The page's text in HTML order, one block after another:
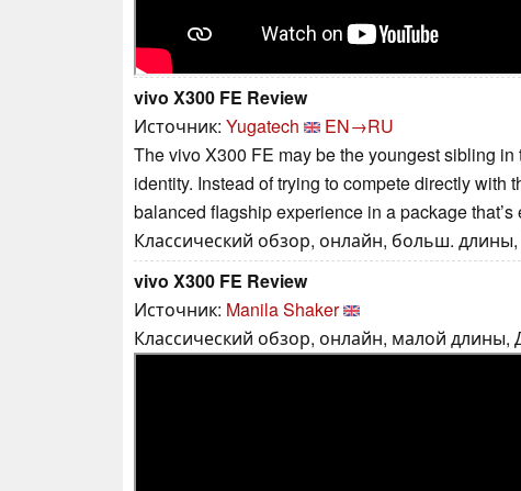
vivo X300 FE Review
Источник: Yugatech
EN→RU
The vivo X300 FE may be the youngest sibling
identity. Instead of trying to compete directly
balanced flagship experience in a package
Классический обзор, онлайн, больш. длины,
vivo X300 FE Review
Источник: Manila Shaker
Классический обзор, онлайн, малой длины,